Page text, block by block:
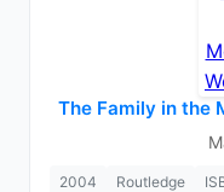
The Family in the
2004 Routledge